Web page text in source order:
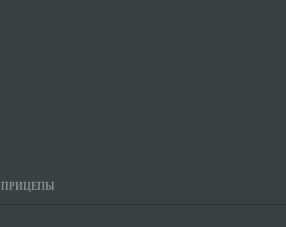
ПРИЦЕПЫ